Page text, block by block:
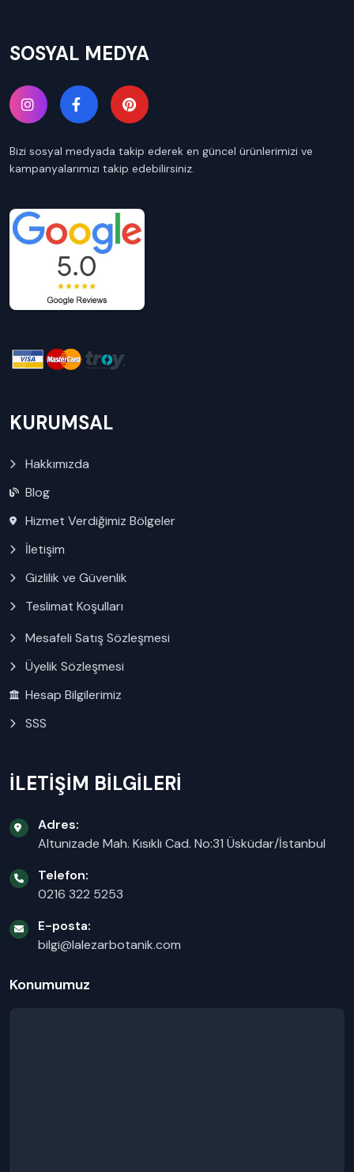
SOSYAL MEDYA
Bizi sosyal medyada takip ederek en güncel ürünlerimizi ve
kampanyalarımızı takip edebilirsiniz.
KURUMSAL
Hakkımızda
Blog
Hizmet Verdiğimiz Bölgeler
İletişim
Gizlilik ve Güvenlik
Teslimat Koşulları
Mesafeli Satış Sözleşmesi
Üyelik Sözleşmesi
Hesap Bilgilerimiz
SSS
İLETİŞİM BİLGİLERİ
Adres:
Altunizade Mah. Kısıklı Cad. No:31 Üsküdar/İstanbul
Telefon:
0216 322 5253
E-posta:
bilgi@lalezarbotanik.com
Konumumuz